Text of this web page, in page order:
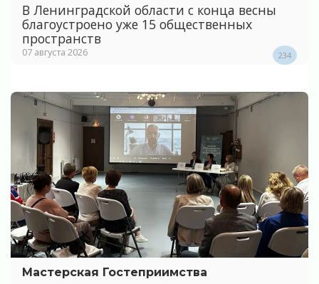
В Ленинградской области с конца весны
благоустроено уже 15 общественных
пространств
07 августа 2026 234
Мастерская Гостеприимства